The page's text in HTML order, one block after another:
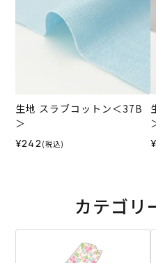
生地 スラブコットン＜37B
＞
¥242 (税込)
カテゴリ